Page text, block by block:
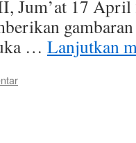
Jum’at 17 April
… Lanjutkan